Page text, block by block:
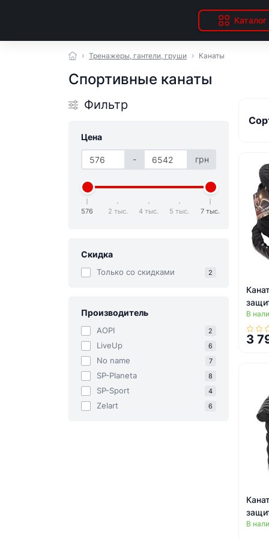
Тренажеры, гантели, груши Канаты
Спортивные канаты
Фильтр
Цена
- грн
576 2 тыс. 4 тыс. 5 тыс. 7 тыс.
Скидка
Только со cкидками 2
Производитель
AOPI 2
LiveUp 6
No name 7
SP-Planeta 8
SP-Sport 4
Zelart 6
В
3
В